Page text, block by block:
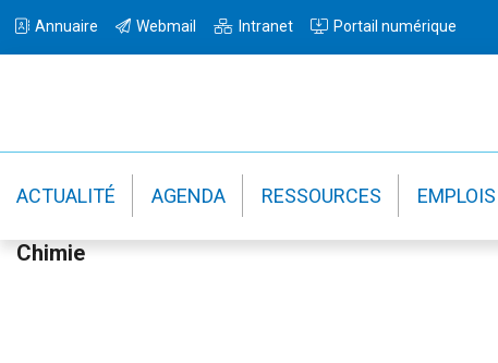
à
navigation
au
principal
à
barre
Annuaire Webmail Intranet Portail numérique
ACTUALITÉ AGENDA RESSOURCES
Chimie